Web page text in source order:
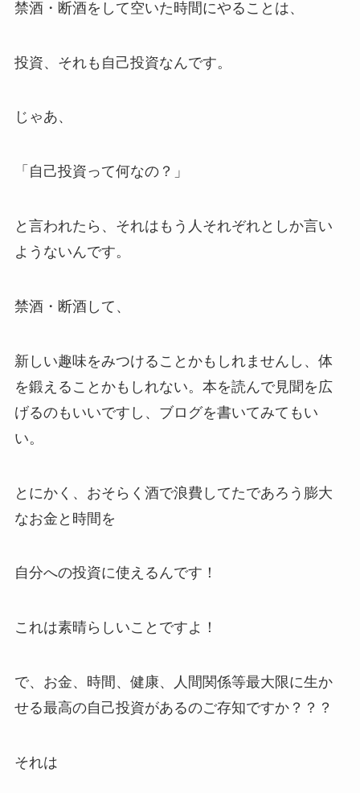
禁酒・断酒をして空いた時間にやることは、
投資、それも自己投資なんです。
じゃあ、
「自己投資って何なの？」
と言われたら、それはもう人それぞれとしか言い
ようないんです。
禁酒・断酒して、
新しい趣味をみつけることかもしれませんし、体
を鍛えることかもしれない。本を読んで見聞を広
げるのもいいですし、ブログを書いてみてもい
い。
とにかく、おそらく酒で浪費してたであろう膨大
なお金と時間を
自分への投資に使えるんです！
これは素晴らしいことですよ！
で、お金、時間、健康、人間関係等最大限に生か
せる最高の自己投資があるのご存知ですか？？？
それは